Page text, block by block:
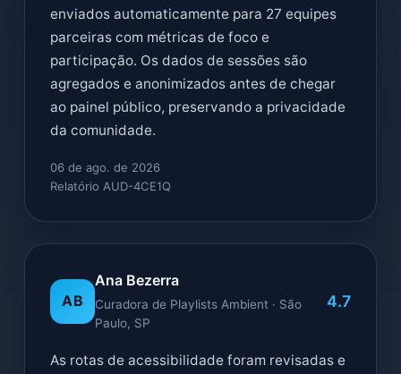
enviados automaticamente para 27 equipes
parceiras com métricas de foco e
participação. Os dados de sessões são
agregados e anonimizados antes de chegar
ao painel público, preservando a privacidade
da comunidade.
06 de ago. de 2026
Relatório AUD-4CE1Q
AB
Ana Bezerra
Curadora de Playlists Ambient · São
Paulo, SP
4.7
As rotas de acessibilidade foram revisadas e